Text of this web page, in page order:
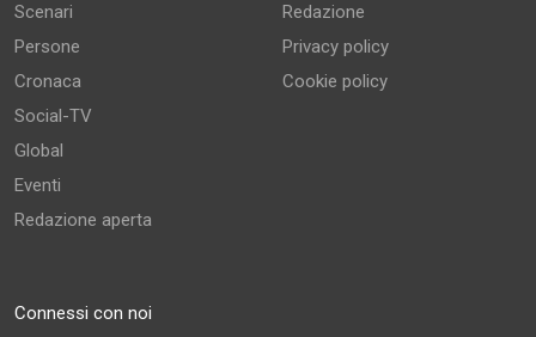
Scenari
Persone
Cronaca
Social-TV
Global
Eventi
Redazione aperta
Redazione
Privacy policy
Cookie policy
Connessi con noi